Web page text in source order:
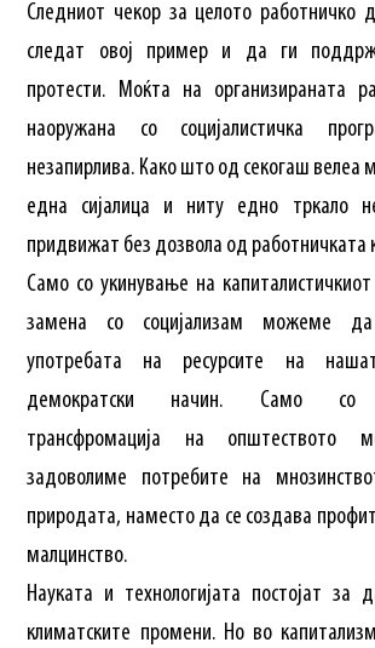
Следниот чекор за целото
следат овој пример и да ги
протести. Моќта на организираната
наоружана со социјалистичка
незапирлива. Како што од секогаш велеа
една сијалица и ниту едно тркало
придвижат без дозвола од работничката
Само со укинување на
замена со социјализам можеме
употребата на ресурсите на
демократски начин. Само со
трансфромација на
задоволиме потребите на
природата, наместо да се создава
малцинство.
Науката и технологијата постојат за
климатските промени. Но во